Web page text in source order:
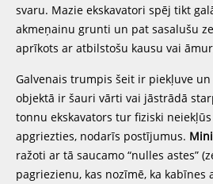
svaru. Mazie ekskavatori spēj tikt
akmeņainu grunti un pat sasalušu
aprīkots ar atbilstošu kausu vai
Galvenais trumpis šeit ir piekļuve un
objektā ir šauri vārti vai jāstrādā
tonnu ekskavators tur fiziski
apgriezties, nodarīs postījumus.
ražoti ar tā saucamo “nulles astes”
pagriezienu, kas nozīmē, ka kabīnes